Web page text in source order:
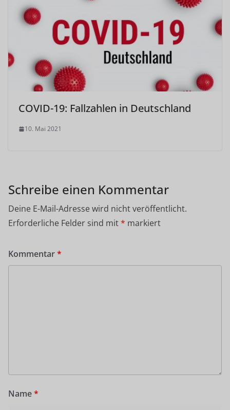
COVID-19: Fallzahlen in Deutschland
10. Mai 2021
Schreibe einen Kommentar
Deine E-Mail-Adresse wird nicht veröffentlicht.
Erforderliche Felder sind mit* markiert
Kommentar*
Name*